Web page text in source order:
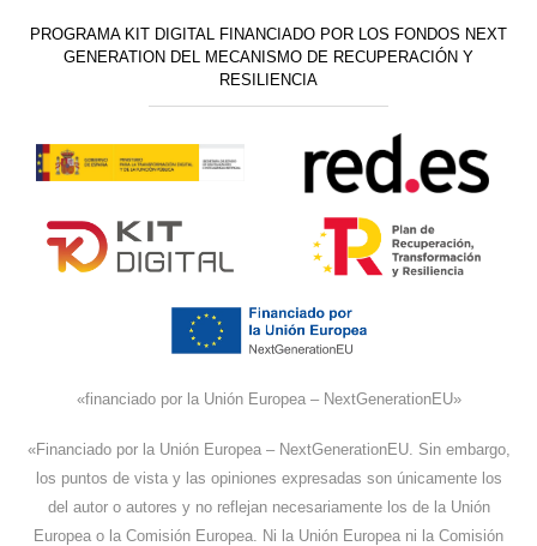
PROGRAMA KIT DIGITAL FINANCIADO POR LOS FONDOS NEXT
GENERATION DEL MECANISMO DE RECUPERACIÓN Y
RESILIENCIA
«financiado por la Unión Europea – NextGenerationEU»
«Financiado por la Unión Europea – NextGenerationEU. Sin embargo,
los puntos de vista y las opiniones expresadas son únicamente los
del autor o autores y no reflejan necesariamente los de la Unión
Europea o la Comisión Europea. Ni la Unión Europea ni la Comisión